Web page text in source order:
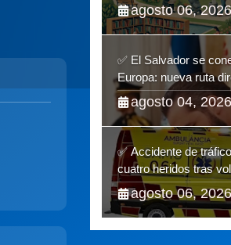
agosto 06, 2026
✅ El Salvador se
Europa: nueva ruta
agosto 04, 2026
✅ Accidente de
cuatro heridos tras
en la PM-820-2
agosto 06, 2026